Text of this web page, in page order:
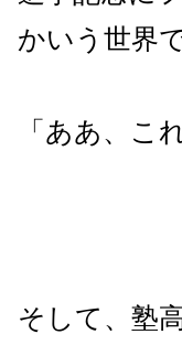
かいう世界
「ああ、こ
そして、塾